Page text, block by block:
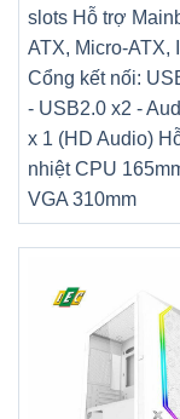
slots Hỗ trợ
ATX, Micro-ATX,
Cổng kết nối:
- USB2.0 x2 -
x 1 (HD Audio)
nhiệt CPU
VGA 310mm